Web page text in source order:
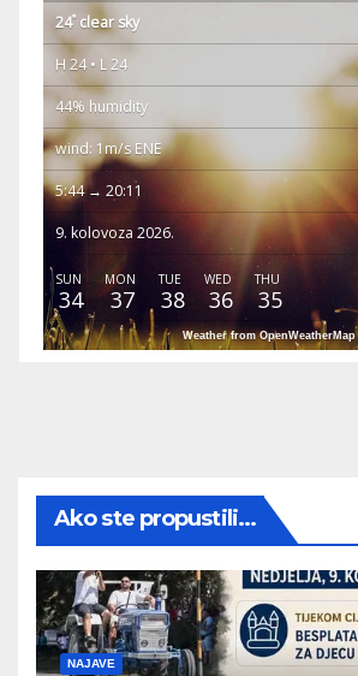
24° clear sky
H 24 • L 24
44% humidity
wind: 1m/s ENE
5:44 → 20:11
9. kolovoza 2026.
SUN
34
MON
37
TUE
38
WED
36
THU
35
Weather from OpenWeatherMap
Ako ste propustili...
NAJAVE